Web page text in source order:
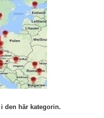
den här kategorin.